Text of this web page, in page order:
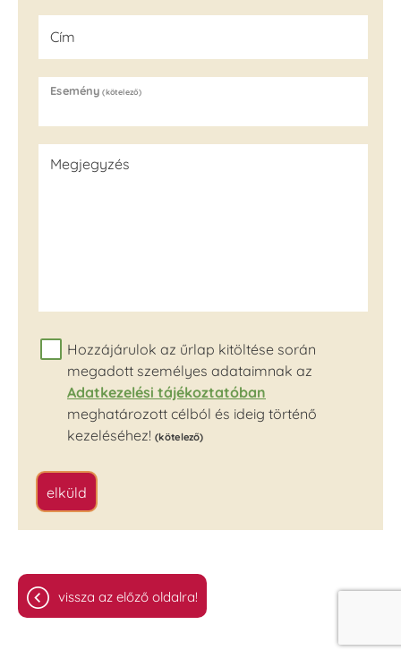
Cím
Esemény(kötelező)
Megjegyzés
Hozzájárulok az űrlap kitöltése során
megadott személyes adataimnak az
Adatkezelési tájékoztatóban
meghatározott célból és ideig történő
kezeléséhez! (kötelező)
elküld
vissza az előző oldalra!